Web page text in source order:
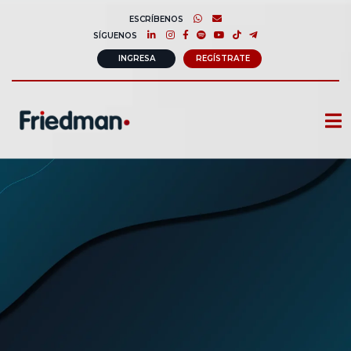
ESCRÍBENOS
SÍGUENOS
INGRESA REGÍSTRATE
CURSOS
CONSULTORÍA CORPORATIVA
COMUNIDAD FRIEDMAN
SOBRE NOSOTROS